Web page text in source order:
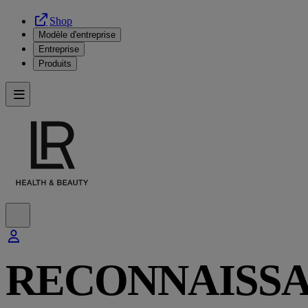
Shop
Modèle d'entreprise
Entreprise
Produits